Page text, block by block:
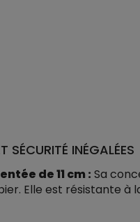
SÉCURITÉ INÉGALÉES
de 11 cm : Sa
Elle est résistante à